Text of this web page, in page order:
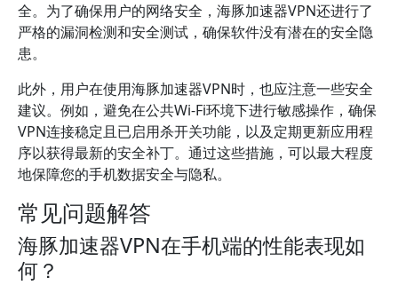
全。为了确保用户的网络安全，海豚加速器VPN还进行了
严格的漏洞检测和安全测试，确保软件没有潜在的安全隐
患。
此外，用户在使用海豚加速器VPN时，也应注意一些安全
建议。例如，避免在公共Wi-Fi环境下进行敏感操作，确保
VPN连接稳定且已启用杀开关功能，以及定期更新应用程
序以获得最新的安全补丁。通过这些措施，可以最大程度
地保障您的手机数据安全与隐私。
常见问题解答
海豚加速器VPN在手机端的性能表现如
何？